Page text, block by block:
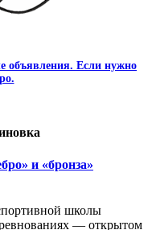
объявления. Если нужно
и «бронза»
школы
— открытом